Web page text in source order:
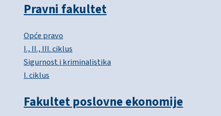
Pravni fakultet
Opće pravo
I., II., III. ciklus
Sigurnost i kriminalistika
I. ciklus
Fakultet poslovne ekonomije